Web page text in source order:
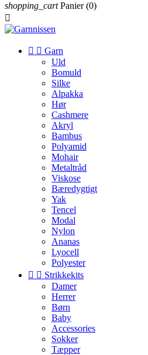
shopping_cart Panier (0)

  Garn
Uld
Bomuld
Silke
Alpakka
Hør
Cashmere
Akryl
Bambus
Polyamid
Mohair
Metaltråd
Viskose
Bæredygtigt
Yak
Tencel
Modal
Nylon
Ananas
Lyocell
Polyester
  Strikkekits
Damer
Herrer
Børn
Baby
Accessories
Sokker
Tæpper